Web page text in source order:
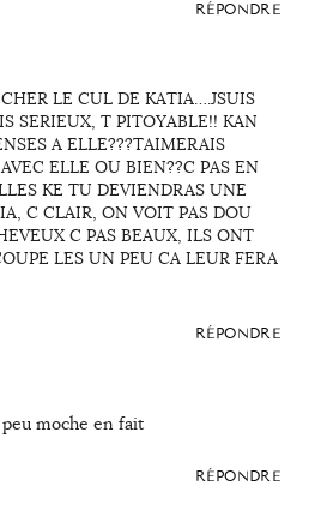
RÉPONDRE
LE CUL DE KATIA….JSUIS
SERIEUX, T PITOYABLE!! KAN
A ELLE???TAIMERAIS
ELLE OU BIEN??C PAS EN
KE TU DEVIENDRAS UNE
C CLAIR, ON VOIT PAS DOU
C PAS BEAUX, ILS ONT
LES UN PEU CA LEUR FERA
RÉPONDRE
peu moche en fait
RÉPONDRE